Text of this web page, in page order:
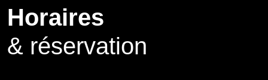
Horaires
& réservation